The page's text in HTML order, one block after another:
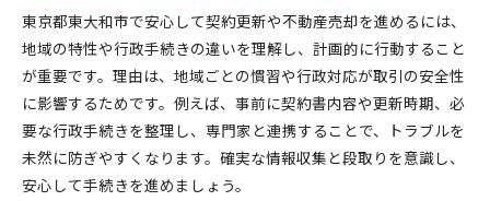
東京都東大和市で安心して契約更新や不動産売却を進めるには、
地域の特性や行政手続きの違いを理解し、計画的に行動すること
が重要です。理由は、地域ごとの慣習や行政対応が取引の安全性
に影響するためです。例えば、事前に契約書内容や更新時期、必
要な行政手続きを整理し、専門家と連携することで、トラブルを
未然に防ぎやすくなります。確実な情報収集と段取りを意識し、
安心して手続きを進めましょう。